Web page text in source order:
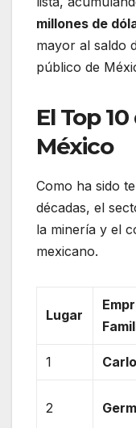
millones de
mayor al saldo
público de
El Top
México
Como ha sido
décadas, el
la minería y el
mexicano.
Lugar
1
2